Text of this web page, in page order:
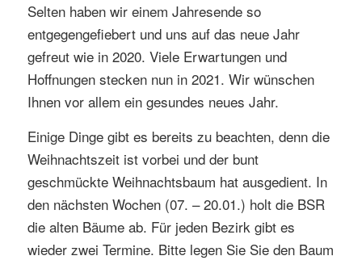
Selten haben wir einem Jahresende so
entgegengefiebert und uns auf das neue Jahr
gefreut wie in 2020. Viele Erwartungen und
Hoffnungen stecken nun in 2021. Wir wünschen
Ihnen vor allem ein gesundes neues Jahr.
Einige Dinge gibt es bereits zu beachten, denn die
Weihnachtszeit ist vorbei und der bunt
geschmückte Weihnachtsbaum hat ausgedient. In
den nächsten Wochen (07. – 20.01.) holt die BSR
die alten Bäume ab. Für jeden Bezirk gibt es
wieder zwei Termine. Bitte legen Sie Sie den Baum